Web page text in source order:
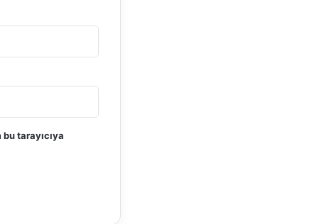
tarayıcıya